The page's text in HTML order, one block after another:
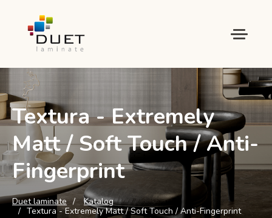
Textura - Extremely
Matt / Soft Touch / Anti-
Fingerprint
Duet laminate
Katalog
Textura - Extremely Matt / Soft Touch / Anti-Fingerprint